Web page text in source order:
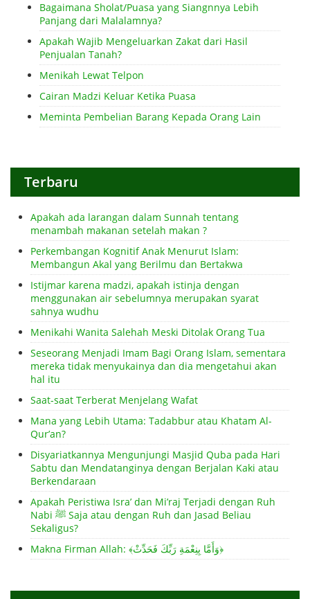
Bagaimana Sholat/Puasa yang Siangnnya Lebih
Panjang dari Malalamnya?
Apakah Wajib Mengeluarkan Zakat dari Hasil
Penjualan Tanah?
Menikah Lewat Telpon
Cairan Madzi Keluar Ketika Puasa
Meminta Pembelian Barang Kepada Orang Lain
Terbaru
Apakah ada larangan dalam Sunnah tentang
menambah makanan setelah makan ?
Perkembangan Kognitif Anak Menurut Islam:
Membangun Akal yang Berilmu dan Bertakwa
Istijmar karena madzi, apakah istinja dengan
menggunakan air sebelumnya merupakan syarat
sahnya wudhu
Menikahi Wanita Salehah Meski Ditolak Orang Tua
Seseorang Menjadi Imam Bagi Orang Islam, sementara
mereka tidak menyukainya dan dia mengetahui akan
hal itu
Saat-saat Terberat Menjelang Wafat
Mana yang Lebih Utama: Tadabbur atau Khatam Al-
Qur’an?
Disyariatkannya Mengunjungi Masjid Quba pada Hari
Sabtu dan Mendatanginya dengan Berjalan Kaki atau
Berkendaraan
Apakah Peristiwa Isra’ dan Mi’raj Terjadi dengan Ruh
Nabi ﷺ Saja atau dengan Ruh dan Jasad Beliau
Sekaligus?
Makna Firman Allah: ﴾وَأَمَّا بِنِعْمَةِ رَبِّكَ فَحَدِّثْ﴿